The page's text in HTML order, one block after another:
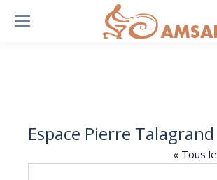
Espace Pierre Talagrand
« Tous